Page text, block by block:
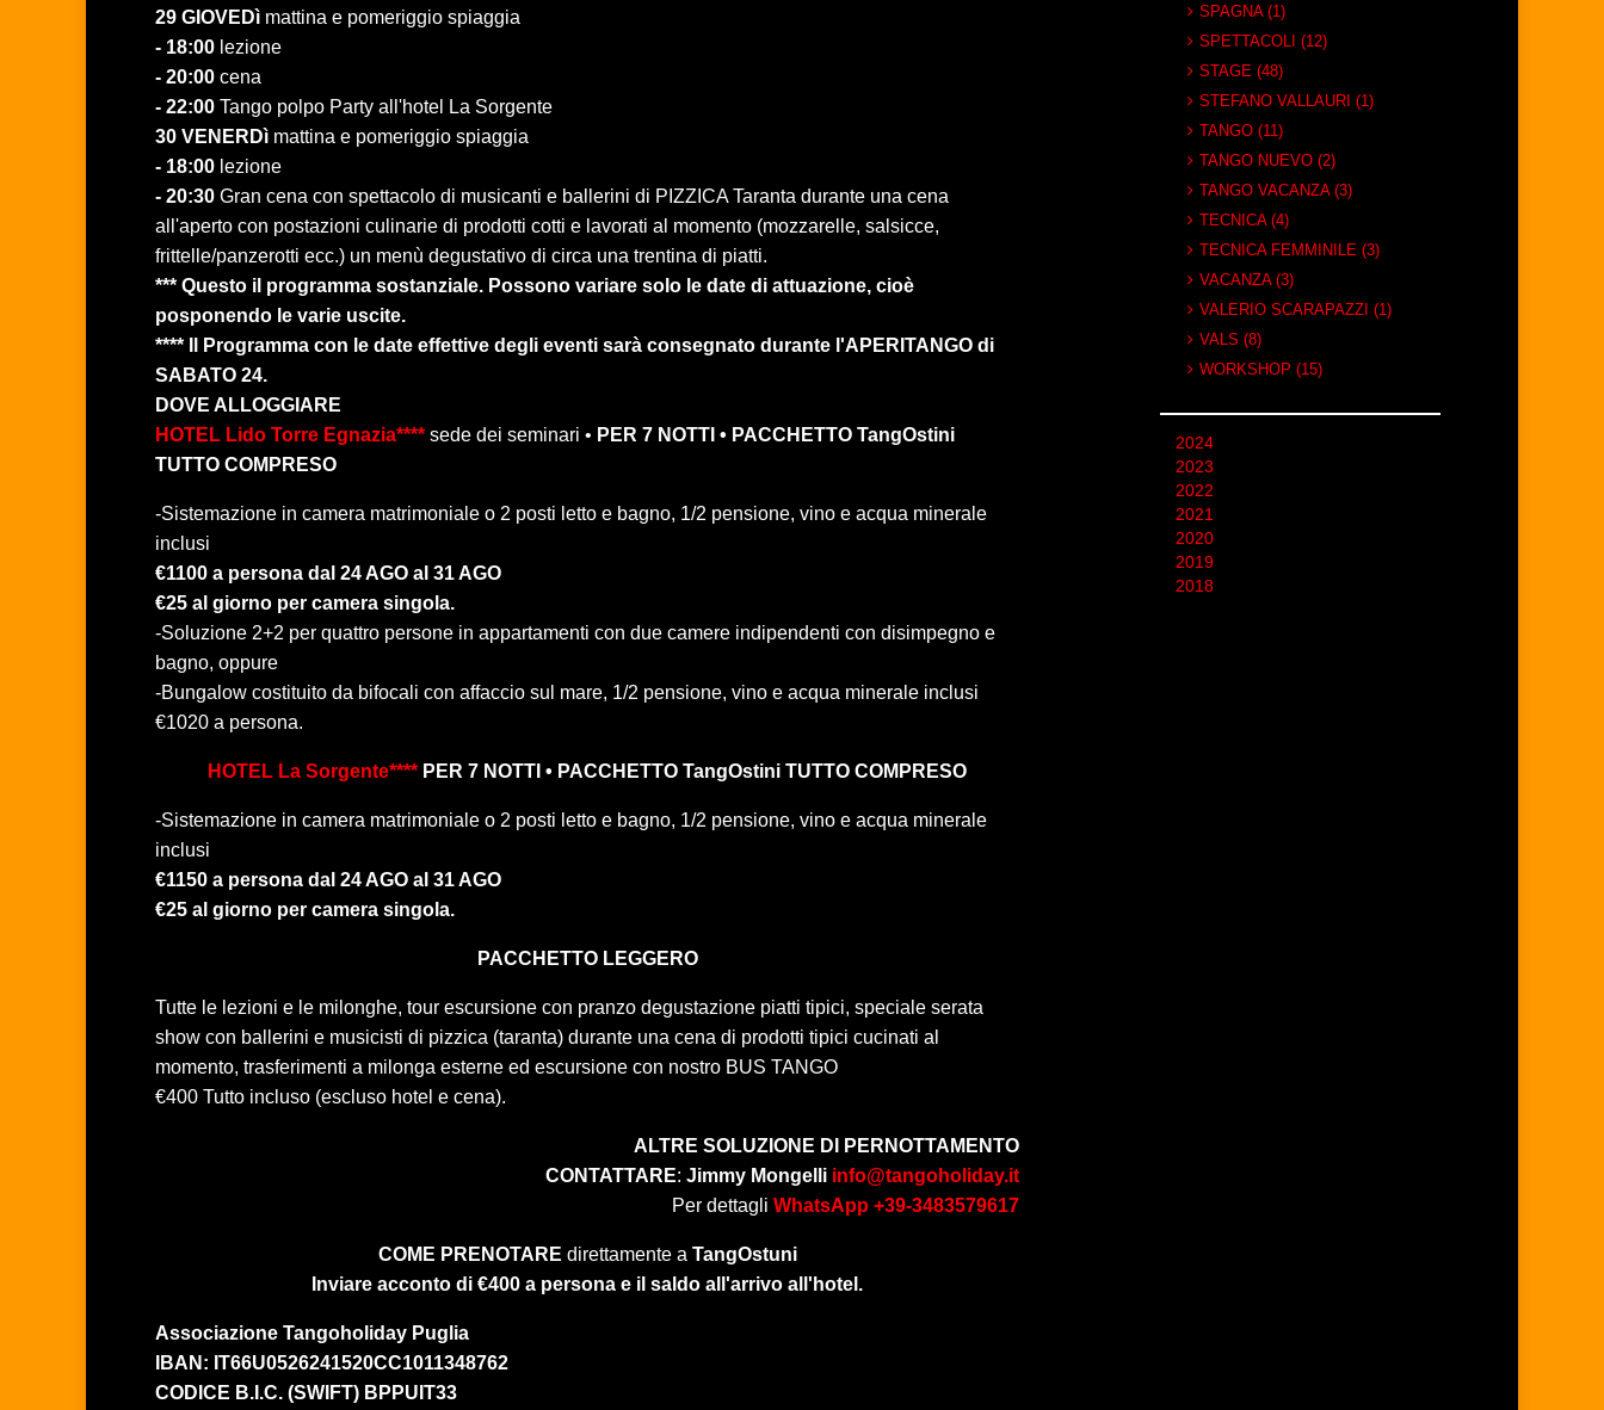
29 GIOVEDì mattina e pomeriggio spiaggia
- 18:00 lezione
- 20:00 cena
- 22:00 Tango polpo Party all'hotel La Sorgente
30 VENERDì mattina e pomeriggio spiaggia
- 18:00 lezione
- 20:30 Gran cena con spettacolo di musicanti e ballerini di PIZZICA Taranta durante una cena
all'aperto con postazioni culinarie di prodotti cotti e lavorati al momento (mozzarelle, salsicce,
frittelle/panzerotti ecc.) un menù degustativo di circa una trentina di piatti.
*** Questo il programma sostanziale. Possono variare solo le date di attuazione, cioè
posponendo le varie uscite.
**** Il Programma con le date effettive degli eventi sarà consegnato durante l'APERITANGO di
SABATO 24.
DOVE ALLOGGIARE
HOTEL Lido Torre Egnazia**** sede dei seminari • PER 7 NOTTI • PACCHETTO TangOstini
TUTTO COMPRESO
-Sistemazione in camera matrimoniale o 2 posti letto e bagno, 1/2 pensione, vino e acqua minerale
inclusi
€1100 a persona dal 24 AGO al 31 AGO
€25 al giorno per camera singola.
-Soluzione 2+2 per quattro persone in appartamenti con due camere indipendenti con disimpegno e
bagno, oppure
-Bungalow costituito da bifocali con affaccio sul mare, 1/2 pensione, vino e acqua minerale inclusi
€1020 a persona.
HOTEL La Sorgente**** PER 7 NOTTI • PACCHETTO TangOstini TUTTO COMPRESO
-Sistemazione in camera matrimoniale o 2 posti letto e bagno, 1/2 pensione, vino e acqua minerale
inclusi
€1150 a persona dal 24 AGO al 31 AGO
€25 al giorno per camera singola.
PACCHETTO LEGGERO
Tutte le lezioni e le milonghe, tour escursione con pranzo degustazione piatti tipici, speciale serata
show con ballerini e musicisti di pizzica (taranta) durante una cena di prodotti tipici cucinati al
momento, trasferimenti a milonga esterne ed escursione con nostro BUS TANGO
€400 Tutto incluso (escluso hotel e cena).
ALTRE SOLUZIONE DI PERNOTTAMENTO
CONTATTARE: Jimmy Mongelli info@tangoholiday.it
Per dettagli WhatsApp +39-3483579617
COME PRENOTARE direttamente a TangOstuni
Inviare acconto di €400 a persona e il saldo all'arrivo all'hotel.
Associazione Tangoholiday Puglia
IBAN: IT66U0526241520CC1011348762
CODICE B.I.C. (SWIFT) BPPUIT33
SPAGNA (1)
SPETTACOLI (12)
STAGE (48)
STEFANO VALLAURI (1)
TANGO (11)
TANGO NUEVO (2)
TANGO VACANZA (3)
TECNICA (4)
TECNICA FEMMINILE (3)
VACANZA (3)
VALERIO SCARAPAZZI (1)
VALS (8)
WORKSHOP (15)
2024
2023
2022
2021
2020
2019
2018